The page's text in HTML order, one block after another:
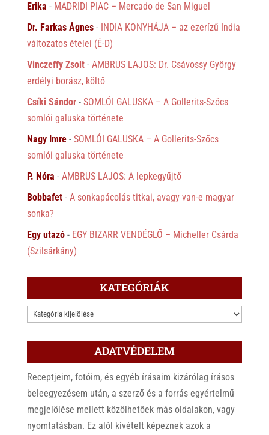
Erika - MADRIDI PIAC – Mercado de San Miguel
Dr. Farkas Ágnes- INDIA KONYHÁJA – az ezerízű India
változatos ételei (É-D)
Vinczeffy Zsolt- AMBRUS LAJOS: Dr. Csávossy György
erdélyi borász, költő
Csíki Sándor- SOMLÓI GALUSKA – A Gollerits-Szőcs
somlói galuska története
Nagy Imre- SOMLÓI GALUSKA – A Gollerits-Szőcs
somlói galuska története
P. Nóra - AMBRUS LAJOS: A lepkegyűjtő
Bobbafet- A sonkapácolás titkai, avagy van-e magyar
sonka?
Egy utazó- EGY BIZARR VENDÉGLŐ – Micheller Csárda
(Szilsárkány)
KATEGÓRIÁK
KATEGÓRIÁK
ADATVÉDELEM
Receptjeim, fotóim, és egyéb írásaim kizárólag írásos
beleegyezésem után, a szerző és a forrás egyértelmű
megjelölése mellett közölhetőek más oldalakon, vagy
nyomtatásban. Ez alól kivételt képeznek azok a